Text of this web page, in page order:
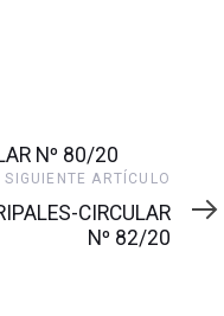
Nº 80/20
SIGUIENTE ARTÍCULO
CIRCULAR
Nº 82/20